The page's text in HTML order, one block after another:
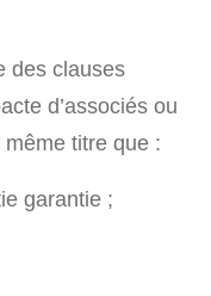
des clauses
d’associés ou
même titre que :
garantie ;